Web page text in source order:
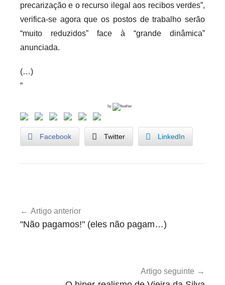
precarização e o recurso ilegal aos recibos verdes”,
verifica-se agora que os postos de trabalho serão
“muito reduzidos” face à “grande dinâmica”
anunciada.
(…)
“
by
Facebook Twitter LinkedIn
de
Artigo anterior
"Não pagamos!" (eles não pagam…)
Artigo seguinte